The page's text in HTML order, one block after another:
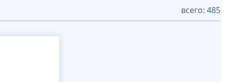
всего: 485